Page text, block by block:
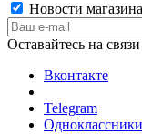
Новости магазина
Оставайтесь на связи
Вконтакте
Telegram
Одноклассники